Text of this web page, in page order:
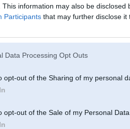
This information may also be disclosed
Participants that may further disclose it
Data Processing Opt Outs
opt-out of the Sharing of my personal
opt-out of the Sale of my Personal Data.
attiecas uz stūres pastiprinātaju).
būtu tas vainīgais mezgls.
Patiesībā stūre arī ir tāda
priek?ā (235). Katrā ziņā nekādu
Brauc vien uz Permalat, ibo E38